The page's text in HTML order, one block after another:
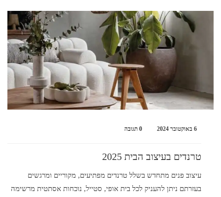
6 באוקטובר 2024 0 תגובה
טרנדים בעיצוב הבית 2025
עיצוב פנים מתחדש בשלל טרנדים מפתיעים, מקוריים ומרגשים
בעזרתם ניתן להעניק לכל בית אופי, סטייל, נוכחות אסתטית מרשימה